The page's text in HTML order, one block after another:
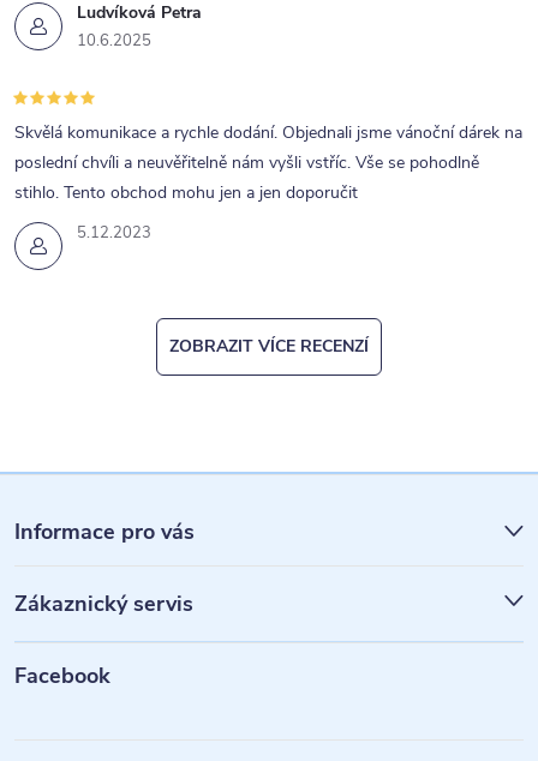
Ludvíková Petra
10.6.2025
5.12.2023
Skvělá komunikace a rychle dodání. Objednali jsme vánoční dárek na
poslední chvíli a neuvěřitelně nám vyšli vstříc. Vše se pohodlně
stihlo. Tento obchod mohu jen a jen doporučit
ZOBRAZIT VÍCE RECENZÍ
á
p
a
Informace pro vás
Zákaznický servis
Facebook